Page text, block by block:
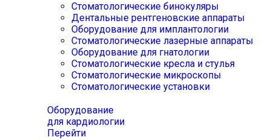
Стоматологические бинокуляры
Дентальные рентгеновские аппараты
Оборудование для имплантологии
Стоматологические лазерные аппараты
Оборудование для гнатологии
Стоматологические кресла и стулья
Стоматологические микроскопы
Стоматологические установки
Оборудование
для кардиологии
Перейти